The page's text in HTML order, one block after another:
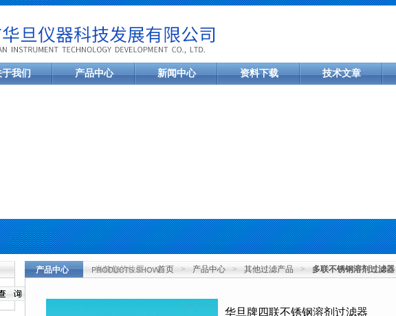
于我们 产品中心 新闻中心 资料下载 技术文章
产品中心 当前您的位置： 首页 > 产品中心 > 其他过滤产品 > 多联不锈钢溶剂过滤器
华旦牌四联不锈钢溶剂过滤器